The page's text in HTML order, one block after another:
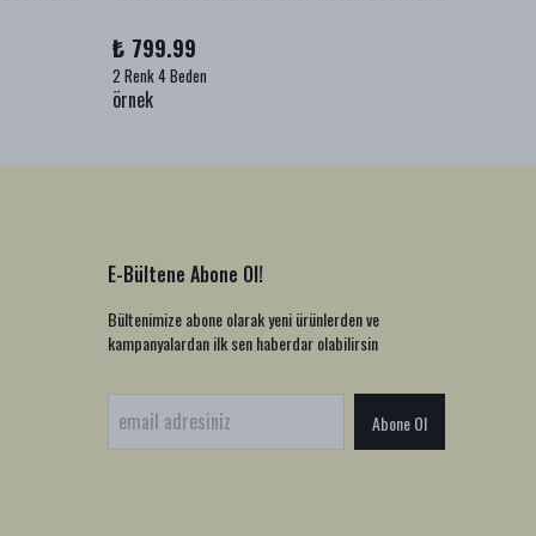
₺ 799.99
2 Renk 4 Beden
örnek
E-Bültene Abone Ol!
Bültenimize abone olarak yeni ürünlerden ve
kampanyalardan ilk sen haberdar olabilirsin
Abone Ol